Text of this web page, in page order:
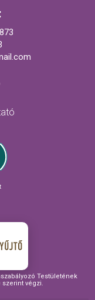
Testületének
szerint végzi.